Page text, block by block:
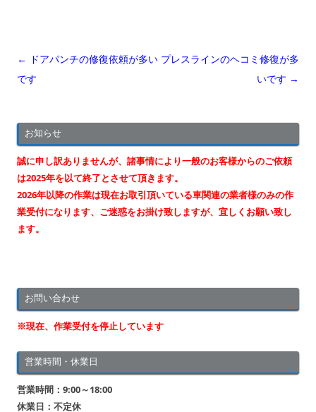
投
稿
ゲ
ー
シ
ョ
ン
← ドアパンチの修復依頼が多い
です
プレスラインのヘコミ修復が多
いです →
お知らせ
誠に申し訳ありませんが、諸事情により一般のお客様からのご依頼
は2025年を以て終了とさせて頂きます。
2026年以降の作業は現在お取引頂いている車関連の業者様のみの作
業受付になります、ご迷惑をお掛け致しますが、宜しくお願い致し
ます。
お問い合わせ
※現在、作業受付を停止しています
営業時間・休業日
営業時間：9:00～18:00
休業日：不定休